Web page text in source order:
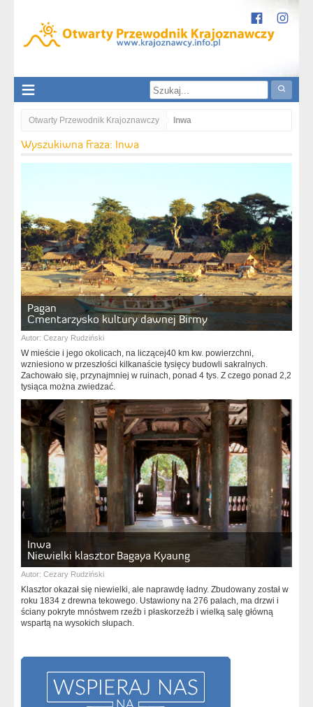
Otwarty Przewodnik Krajoznawczy Inwa
Wyszukiwna fraza: Inwa
Pagan
Cmentarzysko kultury dawnej Birmy
Autor: Cezary Rudziński
W mieście i jego okolicach, na liczącej40 km kw. powierzchni,
wzniesiono w przeszłości kilkanaście tysięcy budowli sakralnych.
Zachowało się, przynajmniej w ruinach, ponad 4 tys. Z czego ponad 2,2
tysiąca można zwiedzać.
Inwa
Niewielki klasztor Bagaya Kyaung
Autor: Cezary Rudziński
Klasztor okazał się niewielki, ale naprawdę ładny. Zbudowany został w
roku 1834 z drewna tekowego. Ustawiony na 276 palach, ma drzwi i
ściany pokryte mnóstwem rzeźb i płaskorzeźb i wielką salę główną
wspartą na wysokich słupach.